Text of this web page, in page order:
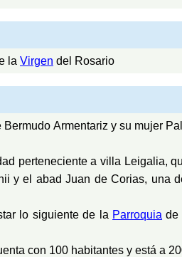
la Virgen del Rosario
Armentariz y su mujer
perteneciente a villa Leigalia,
y el abad Juan de Corias, una
lo siguiente de la Parroquia de
con 100 habitantes y está a